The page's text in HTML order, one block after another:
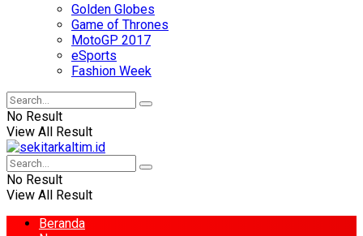
Golden Globes
Game of Thrones
MotoGP 2017
eSports
Fashion Week
No Result
View All Result
No Result
View All Result
Beranda